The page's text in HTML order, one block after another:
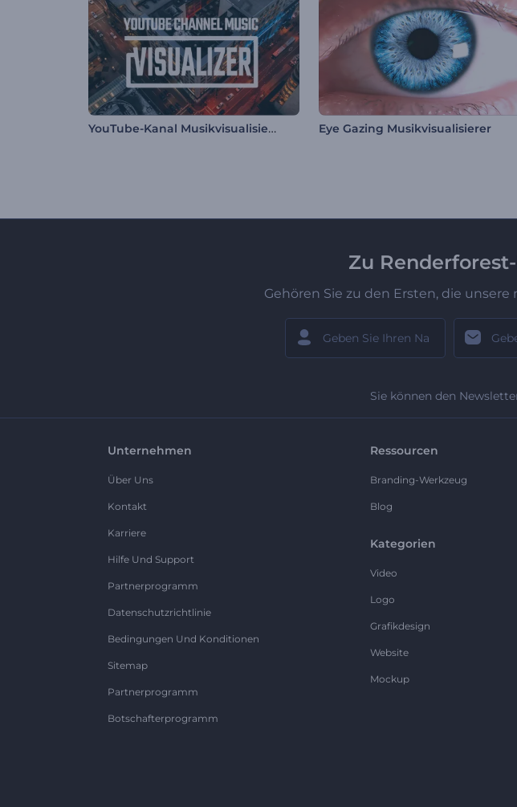
YouTube-Kanal Musikvisualisierung Eye Gazing Musikvisualisierer
Zu
Gehören Sie zu den Ersten, die
Sie können den
Unternehmen
Über Uns
Kontakt
Karriere
Hilfe Und Support
Partnerprogramm
Datenschutzrichtlinie
Bedingungen Und Konditionen
Sitemap
Partnerprogramm
Botschafterprogramm
Ressourcen
Branding-Werkzeug
Blog
Kategorien
Video
Logo
Grafikdesign
Website
Mockup